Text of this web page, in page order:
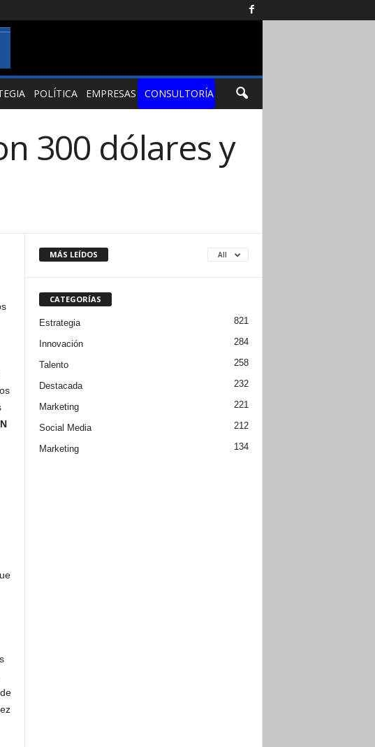
POLÍTICA EMPRESAS CONSULTORÍA
300 dólares y
MÁS LEÍDOS All
CATEGORÍAS
Estrategia 821
Innovación 284
Talento 258
Destacada 232
Marketing 221
Social Media 212
Marketing 134